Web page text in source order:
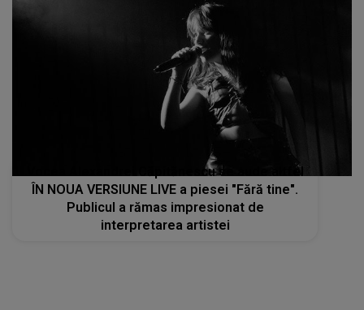
Vocea Alexandrei Căpitănescu se aude altfel
ÎN NOUA VERSIUNE LIVE a piesei "Fără tine".
Publicul a rămas impresionat de
interpretarea artistei